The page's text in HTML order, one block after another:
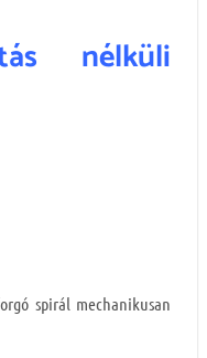
nélküli
spirál mechanikusan